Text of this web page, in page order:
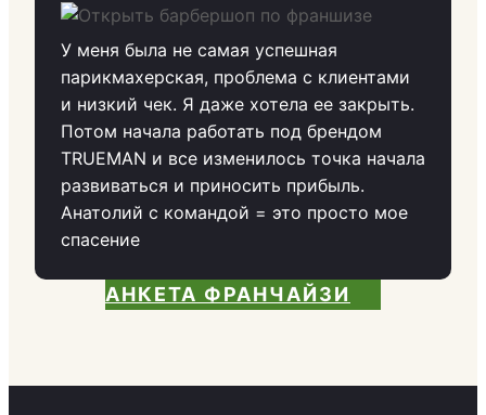
У меня была не самая успешная
парикмахерская, проблема с клиентами
и низкий чек. Я даже хотела ее закрыть.
Потом начала работать под брендом
TRUEMAN и все изменилось точка начала
развиваться и приносить прибыль.
Анатолий с командой = это просто мое
спасение
АНКЕТА ФРАНЧАЙЗИ